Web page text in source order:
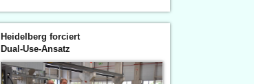
Heidelberg forciert
Dual-Use-Ansatz